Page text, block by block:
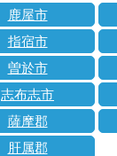
鹿屋市
指宿市
曽於市
志布志市
薩摩郡
肝属郡